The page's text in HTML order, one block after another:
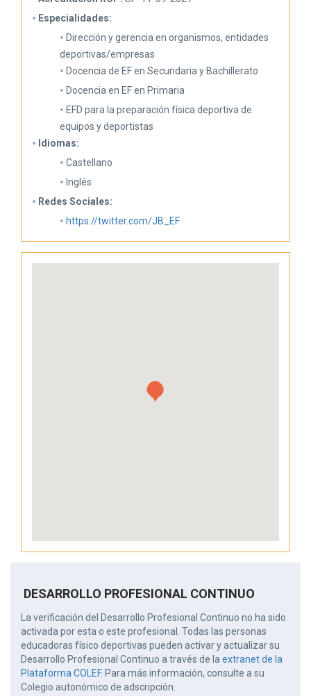
Especialidades:
Dirección y gerencia en organismos, entidades
deportivas/empresas
Docencia de EF en Secundaria y Bachillerato
Docencia en EF en Primaria
EFD para la preparación física deportiva de
equipos y deportistas
Idiomas:
Castellano
Inglés
Redes Sociales:
https://twitter.com/JB_EF
DESARROLLO PROFESIONAL CONTINUO
La verificación del Desarrollo Profesional Continuo no ha sido
activada por esta o este profesional. Todas las personas
educadoras físico deportivas pueden activar y actualizar su
Desarrollo Profesional Continuo a través de la extranet de la
Plataforma COLEF. Para más información, consulte a su
Colegio autonómico de adscripción.